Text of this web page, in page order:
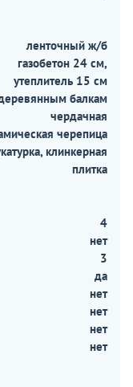
ленточный ж/б
газобетон 24 см,
утеплитель 15 см
балкам
чердачная
черепица
клинкерная
плитка
4
нет
3
да
нет
нет
нет
нет